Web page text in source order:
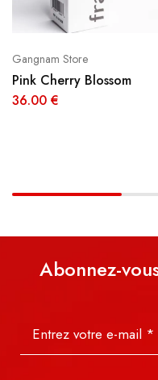
Gangnam Store
Pink Cherry Blossom
36.00 €
Abonnez-